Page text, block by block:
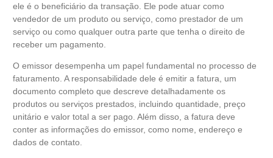
ele é o beneficiário da transação. Ele pode atuar como
vendedor de um produto ou serviço, como prestador de um
serviço ou como qualquer outra parte que tenha o direito de
receber um pagamento.
O emissor desempenha um papel fundamental no processo de
faturamento. A responsabilidade dele é emitir a fatura, um
documento completo que descreve detalhadamente os
produtos ou serviços prestados, incluindo quantidade, preço
unitário e valor total a ser pago. Além disso, a fatura deve
conter as informações do emissor, como nome, endereço e
dados de contato.